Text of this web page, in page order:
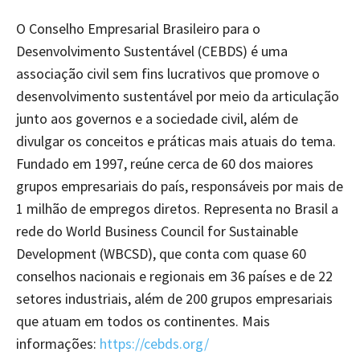
O Conselho Empresarial Brasileiro para o
Desenvolvimento Sustentável (CEBDS) é uma
associação civil sem fins lucrativos que promove o
desenvolvimento sustentável por meio da articulação
junto aos governos e a sociedade civil, além de
divulgar os conceitos e práticas mais atuais do tema.
Fundado em 1997, reúne cerca de 60 dos maiores
grupos empresariais do país, responsáveis por mais de
1 milhão de empregos diretos. Representa no Brasil a
rede do World Business Council for Sustainable
Development (WBCSD), que conta com quase 60
conselhos nacionais e regionais em 36 países e de 22
setores industriais, além de 200 grupos empresariais
que atuam em todos os continentes. Mais
informações: https://cebds.org/